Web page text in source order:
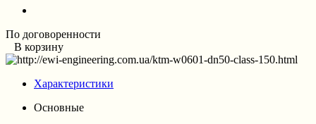
По договоренности
В корзину
Характеристики
Основные